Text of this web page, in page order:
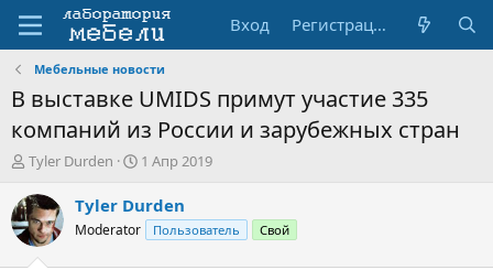
Вход Регистрация
Мебельные новости
В выставке UMIDS примут участие 335
компаний из России и зарубежных стран
А
т
о
р
т
Tyler Durden
Д
т
а
н
1 Апр 2019
Tyler Durden
Moderator Пользователь Свой